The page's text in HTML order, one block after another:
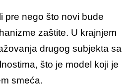
pre nego što novi bude
zaštite. U krajnjem
drugog subjekta sa
što je model koji je
smeća.